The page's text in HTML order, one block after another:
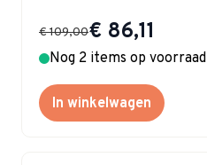
Special Price
€ 86,11
€ 109,00
Nog 2 items op voorraad
In winkelwagen